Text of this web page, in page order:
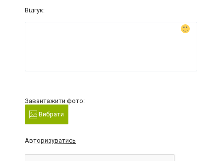
Відгук:
Завантажити фото:
Вибрати
Авторизуватись